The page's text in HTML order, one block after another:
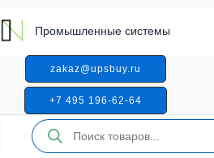
к
содержимому
Промышленные системы
zakaz@upsbuy.ru
+7 495 196-62-64
Поиск
товаров